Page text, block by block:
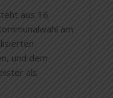
aus 16
am
und dem
als